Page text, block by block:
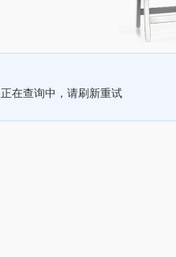
正在查询中，请刷新重试